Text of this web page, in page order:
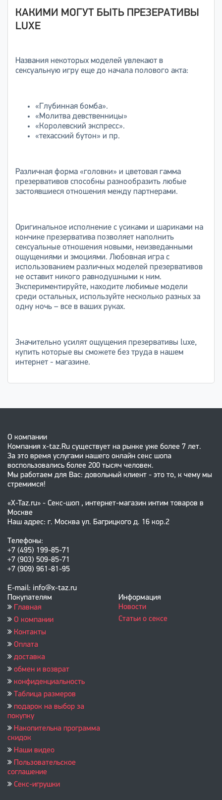
КАКИМИ МОГУТ БЫТЬ ПРЕЗЕРАТИВЫ
LUXE
Названия некоторых моделей увлекают в
сексуальную игру еще до начала полового акта:
«Глубинная бомба».
«Молитва девственницы»
«Королевский экспресс».
«техасский бутон» и пр.
Различная форма «головки» и цветовая гамма
презервативов способны разнообразить любые
застоявшиеся отношения между партнерами.
Оригинальное исполнение с усиками и шариками на
кончике презерватива позволяет наполнить
сексуальные отношения новыми, неизведанными
ощущениями и эмоциями. Любовная игра с
использованием различных моделей презервативов
не оставит никого равнодушными к ним.
Экспериментируйте, находите любимые модели
среди остальных, используйте несколько разных за
одну ночь – все в ваших руках.
Значительно усилят ощущения презервативы luxe,
купить которые вы сможете без труда в нашем
интернет - магазине.
О компании
Компания x-taz.Ru существует на рынке уже более 7 лет.
За это время услугами нашего онлайн секс шопа
воспользовались более 200 тысяч человек.
Мы работаем для Вас: довольный клиент - это то, к чему мы
стремимся!
«X-Taz.ru» - Секс-шоп , интернет-магазин интим товаров в
Москве
Наш адрес: г. Москва ул. Багрицкого д. 16 кор.2
Телефоны:
+7 (495) 199-85-71
+7 (903) 509-85-71
+7 (909) 961-81-95
E-mail: info@x-taz.ru
Покупателям
Главная
О компании
Контакты
Оплата
доставка
обмен и возврат
конфиденциальность
Таблица размеров
подарок на выбор за
покупку
Накопительна программа
скидок
Наши видео
Пользовательское
соглашение
Секс-игрушки
Информация
Новости
Статьи о сексе